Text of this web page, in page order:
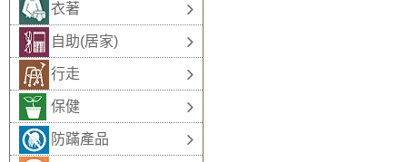
衣著
自助(居家)
行走
保健
防蹣產品